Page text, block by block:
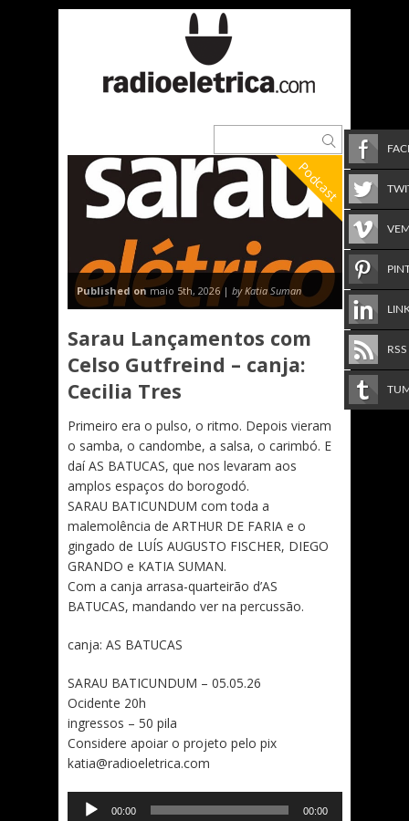
Podcast
Published onmaio 5th, 2026 | by Katia Suman
Sarau Lançamentos com
Celso Gutfreind – canja:
Cecilia Tres
Primeiro era o pulso, o ritmo. Depois vieram
o samba, o candombe, a salsa, o carimbó. E
daí AS BATUCAS, que nos levaram aos
amplos espaços do borogodó.
SARAU BATICUNDUM com toda a
malemolência de ARTHUR DE FARIA e o
gingado de LUÍS AUGUSTO FISCHER, DIEGO
GRANDO e KATIA SUMAN.
Com a canja arrasa-quarteirão d’AS
BATUCAS, mandando ver na percussão.
canja: AS BATUCAS
SARAU BATICUNDUM – 05.05.26
Ocidente 20h
ingressos – 50 pila
Considere apoiar o projeto pelo pix
katia@radioeletrica.com
Tocador
00:00 00:00
RSS